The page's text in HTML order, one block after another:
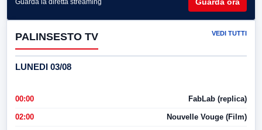
Guarda la diretta streaming
PALINSESTO TV VEDI TUTTI
LUNEDI 03/08
00:00 FabLab (replica)
02:00 Nouvelle Vouge (Film)